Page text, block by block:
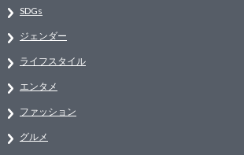
SDGs
ジェンダー
ライフスタイル
エンタメ
ファッション
グルメ